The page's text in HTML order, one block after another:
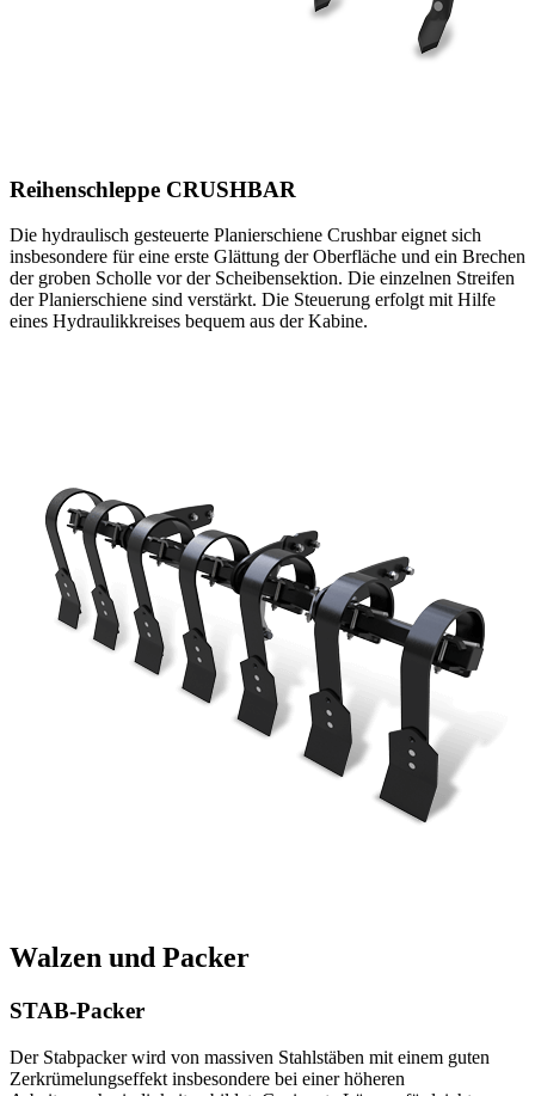
Reihenschleppe CRUSHBAR
Die hydraulisch gesteuerte Planierschiene Crushbar eignet sich
insbesondere für eine erste Glättung der Oberfläche und ein Brechen
der groben Scholle vor der Scheibensektion. Die einzelnen Streifen
der Planierschiene sind verstärkt. Die Steuerung erfolgt mit Hilfe
eines Hydraulikkreises bequem aus der Kabine.
Walzen und Packer
STAB-Packer
Der Stabpacker wird von massiven Stahlstäben mit einem guten
Zerkrümelungseffekt insbesondere bei einer höheren